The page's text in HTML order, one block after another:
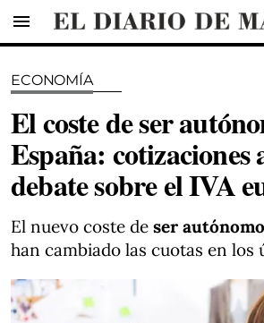
menu
ECONOMÍA
El coste de ser
España: cotizaciones
debate sobre el IVA
El nuevo coste de ser
han cambiado las cuotas en los